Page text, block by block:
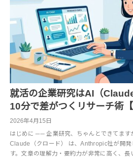
就活の企業研究はAI（
10分で差がつくリサーチ術【
2026年4月15日
はじめに ── 企業研究、ちゃんとできてます
Claude（クロード） は、Anthropic社が開発
す。文章の理解力・要約力が非常に高く、